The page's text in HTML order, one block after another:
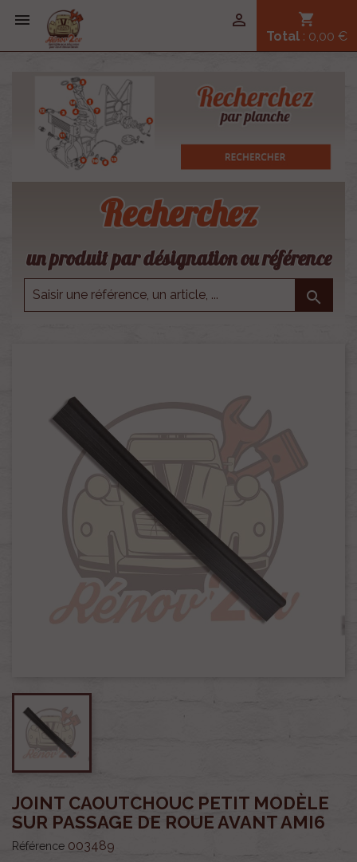
 shopping_cart
Total : 0,00 €

Recherchez
un produit par désignation ou référence

JOINT CAOUTCHOUC PETIT MODÈLE
SUR PASSAGE DE ROUE AVANT AMI6
Référence 003489